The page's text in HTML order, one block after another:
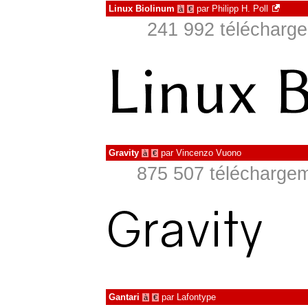
Linux Biolinum à € par Philipp H. Poll
241 992
Gravity à € par Vincenzo Vuono
875 507
Gantari à € par Lafontype